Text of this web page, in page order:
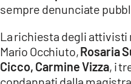
sempre denunciate
La richiesta degli attivisti
Mario Occhiuto,Rosaria
Cicco, Carmine Vizza, i